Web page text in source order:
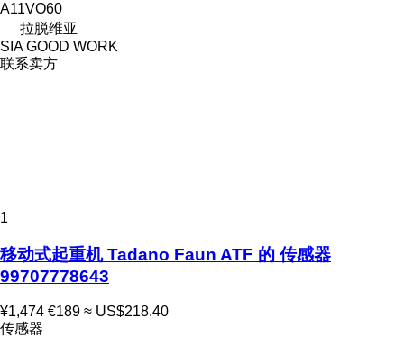
A11VO60
拉脱维亚
SIA GOOD WORK
联系卖方
1
移动式起重机 Tadano Faun ATF 的 传感器
99707778643
¥1,474 €189 ≈ US$218.40
传感器